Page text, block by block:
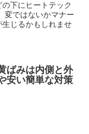
下にヒートテック
変ではないかマナー
じるかもしれませ
ばみは内側と外
安い簡単な対策